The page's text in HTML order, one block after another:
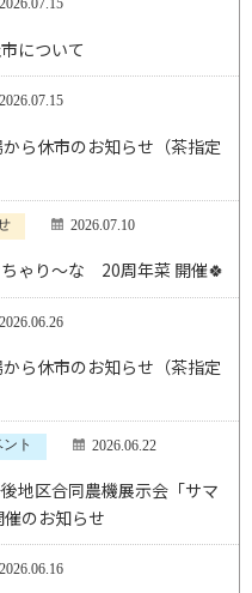
2026.07.15
について
2026.07.15
ら休市のお知らせ（茶指定
2026.07.10
ゃり～な 20周年菜 開催🍀
2026.06.26
ら休市のお知らせ（茶指定
ト 2026.06.22
地区合同農機展示会「サマ
のお知らせ
2026.06.16